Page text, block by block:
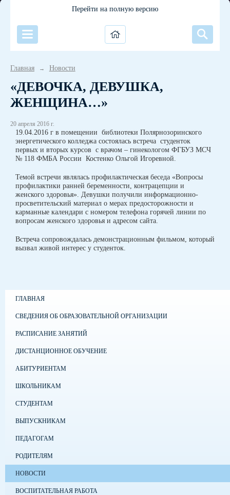
Перейти на полную версию
Главная → Новости
«ДЕВОЧКА, ДЕВУШКА,
ЖЕНЩИНА…»
20 апреля 2016 г.
19.04.2016 г в помещении библиотеки Полярнозоринского
энергетического колледжа состоялась встреча студенток
первых и вторых курсов с врачом – гинекологом ФГБУЗ МСЧ
№ 118 ФМБА России Костенко Ольгой Игоревной.
Темой встречи являлась профилактическая беседа «Вопросы
профилактики ранней беременности, контрацепции и
женского здоровья». Девушки получили информационно-
просветительский материал о мерах предосторожности и
карманные календари с номером телефона горячей линии по
вопросам женского здоровья и адресом сайта.
Встреча сопровождалась демонстрационным фильмом, который
вызвал живой интерес у студенток.
ГЛАВНАЯ
СВЕДЕНИЯ ОБ ОБРАЗОВАТЕЛЬНОЙ ОРГАНИЗАЦИИ
РАСПИСАНИЕ ЗАНЯТИЙ
ДИСТАНЦИОННОЕ ОБУЧЕНИЕ
АБИТУРИЕНТАМ
ШКОЛЬНИКАМ
СТУДЕНТАМ
ВЫПУСКНИКАМ
ПЕДАГОГАМ
РОДИТЕЛЯМ
НОВОСТИ
ВОСПИТАТЕЛЬНАЯ РАБОТА